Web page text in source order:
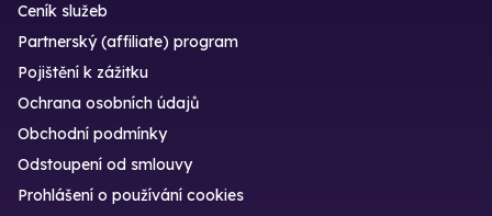
Ceník služeb
Partnerský (affiliate) program
Pojištění k zážitku
Ochrana osobních údajů
Obchodní podmínky
Odstoupení od smlouvy
Prohlášení o používání cookies